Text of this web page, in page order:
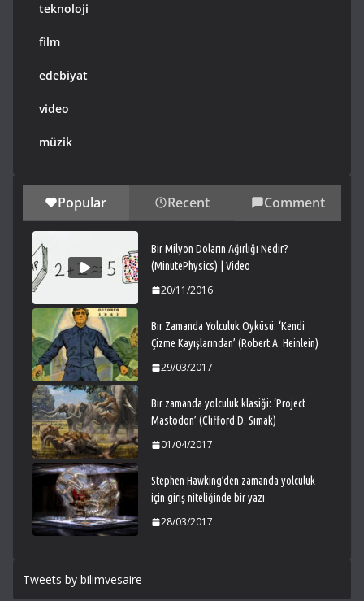
teknoloji
film
edebiyat
video
müzik
Popular Recent Comment
Bir Milyon Doların Ağırlığı Nedir?
(MinutePhysics) | Video
20/11/2016
Bir Zamanda Yolculuk Öyküsü: ‘Kendi
Çizme Kayışlarından’ (Robert A. Heinlein)
29/03/2017
Bir zamanda yolculuk klasiği: ‘Project
Mastodon’ (Clifford D. Simak)
01/04/2017
Stephen Hawking’den zamanda yolculuk
için giriş niteliğinde bir yazı
28/03/2017
Tweets by bilimvesaire